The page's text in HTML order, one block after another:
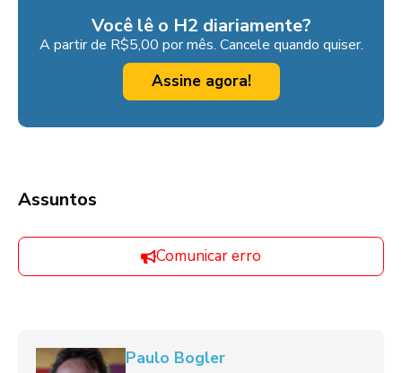
Você lê o H2 diariamente?
A partir de R$5,00 por mês. Cancele quando quiser.
Assine agora!
Assuntos
Comunicar erro
Paulo Bogler